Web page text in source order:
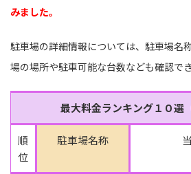
みました。
駐車場の詳細情報については、駐車場名
場の場所や駐車可能な台数なども確認でき
最大料金ランキング１０選
順
位
駐車場名称